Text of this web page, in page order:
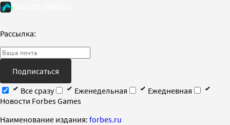
Рассылка:
Подписаться
Все сразу
Еженедельная
Ежедневная
Новости Forbes Games
Наименование издания: forbes.ru